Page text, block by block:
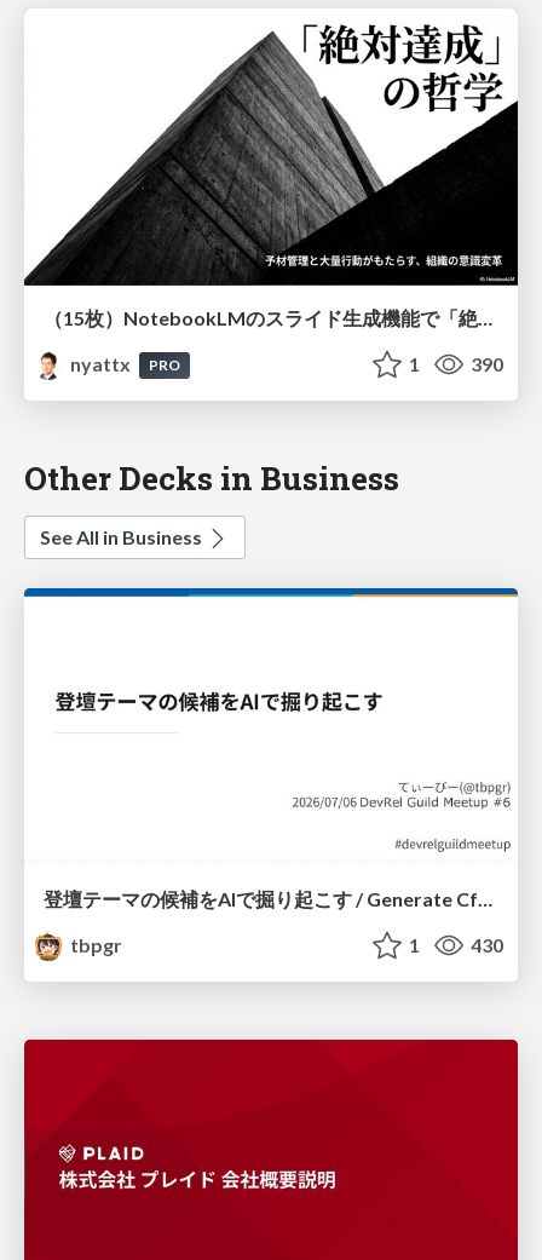
（15枚）NotebookLMのスライド生成機能で「絶対達成」「予材管理」「大量行動」の重要性を解説してもらう
nyattx
PRO 1 390
Other Decks in Business
See All in Business
tbpgr
1 430